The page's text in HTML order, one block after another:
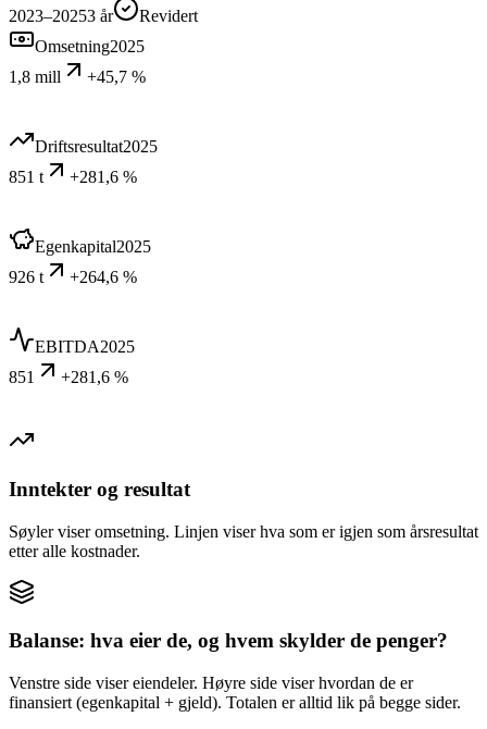
2023–20253 år
Revidert
Omsetning2025
1,8 mill
+45,7 %
Driftsresultat2025
851 t
+281,6 %
Egenkapital2025
926 t
+264,6 %
EBITDA2025
851
+281,6 %
Inntekter og resultat
Søyler viser omsetning. Linjen viser hva som er igjen som årsresultat
etter alle kostnader.
Balanse: hva eier de, og hvem skylder de penger?
Venstre side viser eiendeler. Høyre side viser hvordan de er
finansiert (egenkapital + gjeld). Totalen er alltid lik på begge sider.